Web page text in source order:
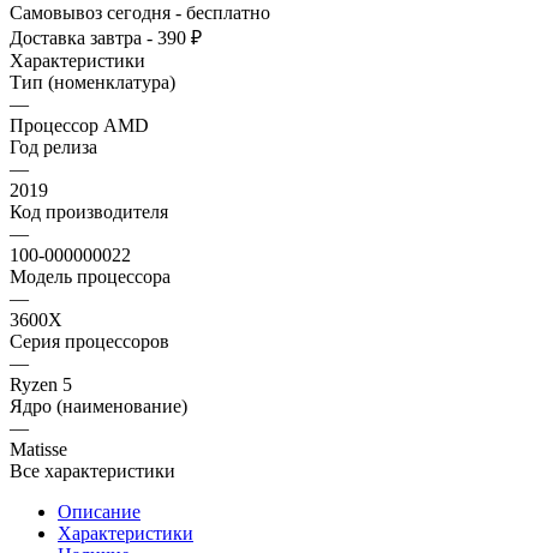
Самовывоз сегодня - бесплатно
Доставка завтра - 390 ₽
Характеристики
Тип (номенклатура)
—
Процессор AMD
Год релиза
—
2019
Код производителя
—
100-000000022
Модель процессора
—
3600X
Серия процессоров
—
Ryzen 5
Ядро (наименование)
—
Matisse
Все характеристики
Описание
Характеристики